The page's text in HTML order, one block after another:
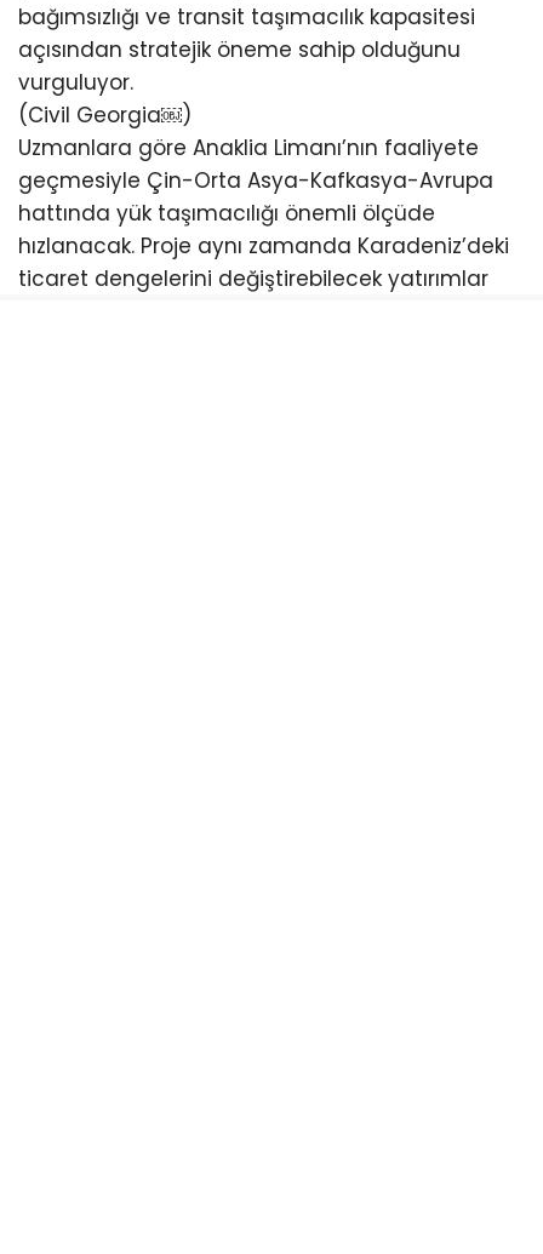
bağımsızlığı ve transit taşımacılık kapasitesi
açısından stratejik öneme sahip olduğunu
vurguluyor.
(Civil Georgia⁠￼)
Uzmanlara göre Anaklia Limanı’nın faaliyete
geçmesiyle Çin-Orta Asya-Kafkasya-Avrupa
hattında yük taşımacılığı önemli ölçüde
hızlanacak. Proje aynı zamanda Karadeniz’deki
ticaret dengelerini değiştirebilecek yatırımlar